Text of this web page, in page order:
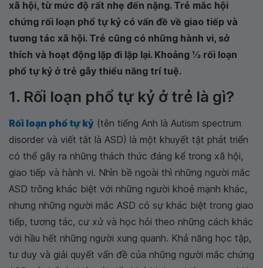
xã hội, từ mức độ rất nhẹ đến nặng. Trẻ mắc hội
chứng rối loạn phổ tự kỷ có vấn đề về giao tiếp và
tương tác xã hội. Trẻ cũng có những hành vi, sở
thích và hoạt động lặp đi lặp lại. Khoảng 1⁄3 rối loạn
phổ tự kỷ ở trẻ gây thiểu năng trí tuệ.
1. Rối loạn phổ tự kỷ ở trẻ là gì?
Rối loạn phổ tự kỷ (tên tiếng Anh là Autism spectrum
disorder và viết tắt là ASD) là một khuyết tật phát triển
có thể gây ra những thách thức đáng kể trong xã hội,
giao tiếp và hành vi. Nhìn bề ngoài thì những người mắc
ASD trông khác biệt với những người khoẻ mạnh khác,
nhưng những người mắc ASD có sự khác biệt trong giao
tiếp, tương tác, cư xử và học hỏi theo những cách khác
với hầu hết những người xung quanh. Khả năng học tập,
tư duy và giải quyết vấn đề của những người mắc chứng